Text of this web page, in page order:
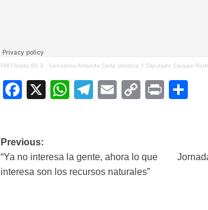
FM Florida 89.3 · Senadora Amanda Della Ventura Y Diputado Carapa
Facebook
X WhatsApp
Telegram
EmailCopyPrint
Navegación
de
Previous:
“Ya no interesa la gente, ahora lo que
interesa son los recursos naturales”